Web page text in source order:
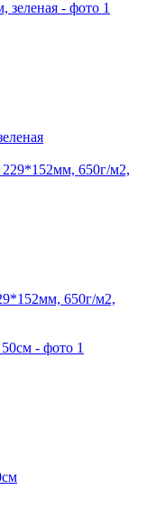
650г/м2,